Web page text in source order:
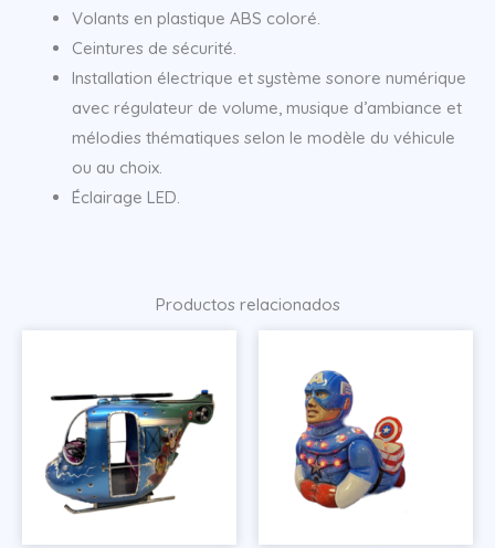
Volants en plastique ABS coloré.
Ceintures de sécurité.
Installation électrique et système sonore numérique
avec régulateur de volume, musique d’ambiance et
mélodies thématiques selon le modèle du véhicule
ou au choix.
Éclairage LED.
Productos relacionados